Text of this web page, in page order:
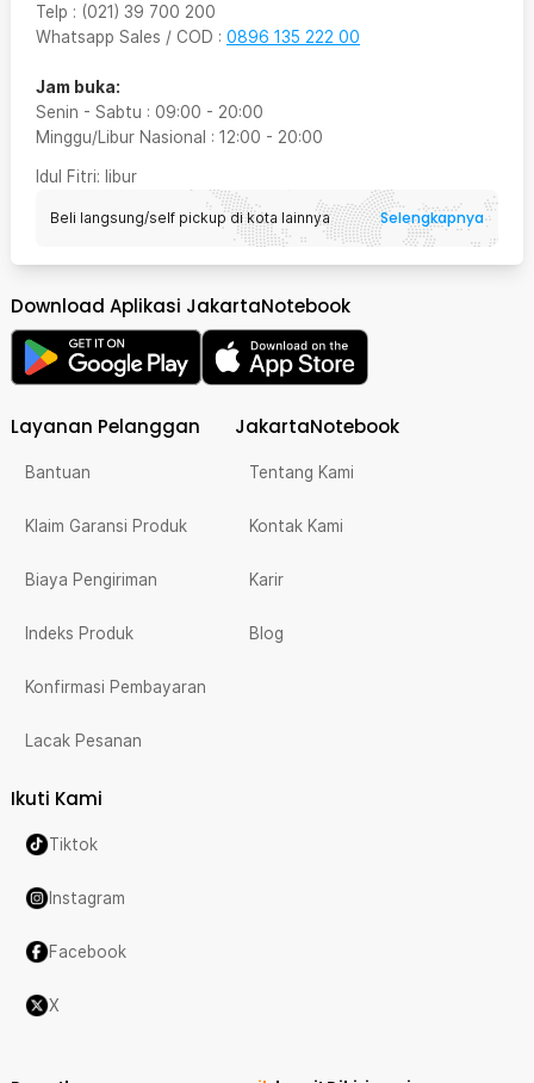
Telp : (021) 39 700 200
Whatsapp Sales / COD : 0896 135 222 00
Jam buka:
Senin - Sabtu : 09:00 - 20:00
Minggu/Libur Nasional : 12:00 - 20:00
Idul Fitri: libur
Beli langsung/self pickup di kota lainnya Selengkapnya
Download Aplikasi JakartaNotebook
Layanan Pelanggan
Bantuan
Klaim Garansi Produk
Biaya Pengiriman
Indeks Produk
Konfirmasi Pembayaran
Lacak Pesanan
JakartaNotebook
Tentang Kami
Kontak Kami
Karir
Blog
Ikuti Kami
Tiktok
Instagram
Facebook
X